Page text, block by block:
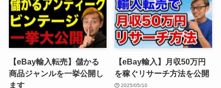
【eBay輸入転売】儲かる
商品ジャンルを一挙公開し
ます
【eBay輸入】月収50万円
を稼ぐリサーチ方法を公開
2025/05/10